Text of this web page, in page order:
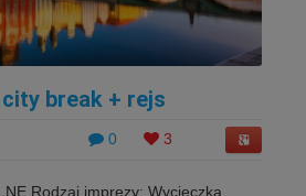
break + rejs
0 3
Rodzaj imprezy: Wycieczka